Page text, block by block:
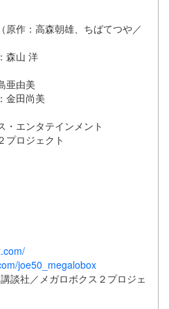
原作：高森朝雄、ちばてつや／
森山 洋
亜由美
金田尚美
・エンタテインメント
プロジェクト
joe50_megalobox
談社／メガロボクス２プロジェ